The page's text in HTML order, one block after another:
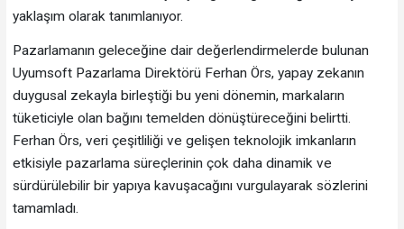
yaklaşım olarak tanımlanıyor.
Pazarlamanın geleceğine dair değerlendirmelerde bulunan
Uyumsoft Pazarlama Direktörü Ferhan Örs, yapay zekanın
duygusal zekayla birleştiği bu yeni dönemin, markaların
tüketiciyle olan bağını temelden dönüştüreceğini belirtti.
Ferhan Örs, veri çeşitliliği ve gelişen teknolojik imkanların
etkisiyle pazarlama süreçlerinin çok daha dinamik ve
sürdürülebilir bir yapıya kavuşacağını vurgulayarak sözlerini
tamamladı.